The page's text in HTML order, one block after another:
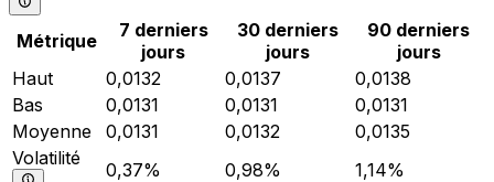
Métrique
7 derniers
jours
30 derniers
jours
90 derniers
jours
Haut
0,0132 0,0137
0,0138
Bas
0,0131 0,0131
0,0131
Moyenne
0,0131 0,0132
0,0135
Volatilité
0,37% 0,98% 1,14%